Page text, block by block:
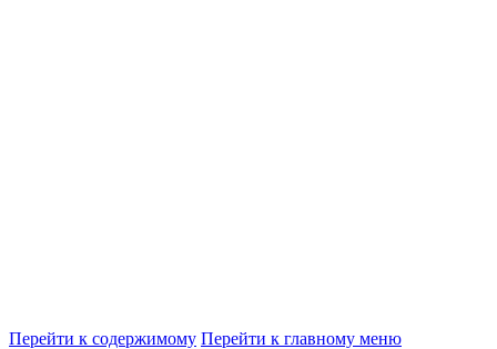
Перейти к содержимому Перейти к главному меню